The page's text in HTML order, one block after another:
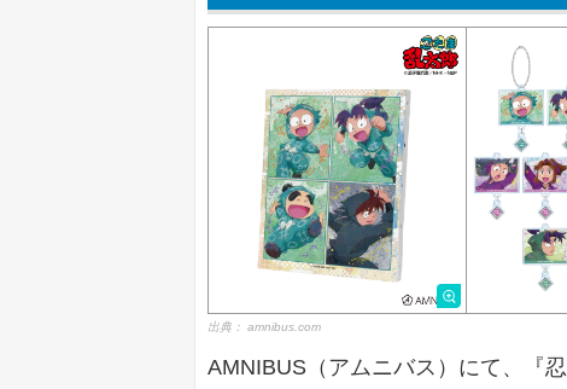
出典： amnibus.com
AMNIBUS（アムニバス）にて、『